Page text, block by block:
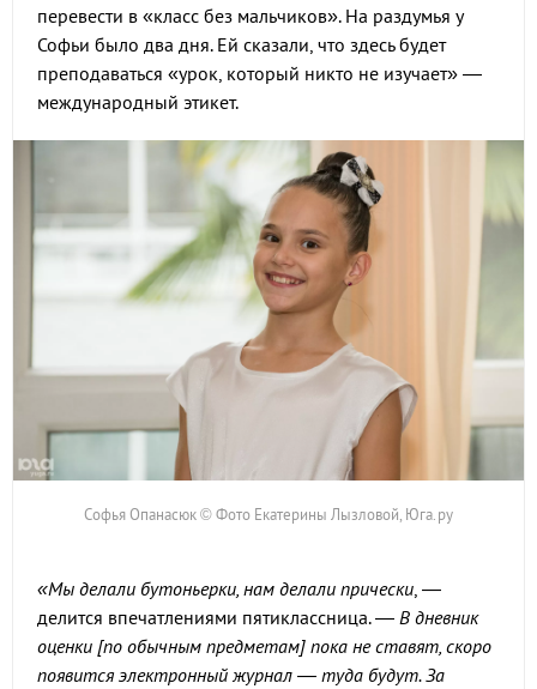
перевести в «класс без мальчиков». На раздумья у
Софьи было два дня. Ей сказали, что здесь будет
преподаваться «урок, который никто не изучает» —
международный этикет.
Софья Опанасюк © Фото Екатерины Лызловой, Юга.ру
«Мы делали бутоньерки, нам делали прически, —
делится впечатлениями пятиклассница. — В дневник
оценки [по обычным предметам] пока не ставят, скоро
появится электронный журнал — туда будут. За